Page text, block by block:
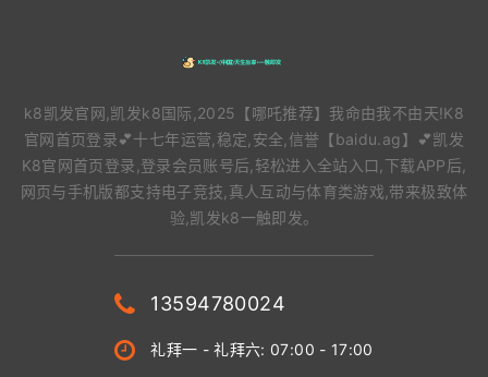
k8凯发官网,凯发k8国际,2025【哪吒推荐】我命由我不由天!K8
官网首页登录💕十七年运营,稳定,安全,信誉【baidu.ag】💕凯发
K8官网首页登录,登录会员账号后,轻松进入全站入口,下载APP后,
网页与手机版都支持电子竞技,真人互动与体育类游戏,带来极致体
验,凯发k8一触即发。
13594780024
礼拜一 - 礼拜六: 07:00 - 17:00